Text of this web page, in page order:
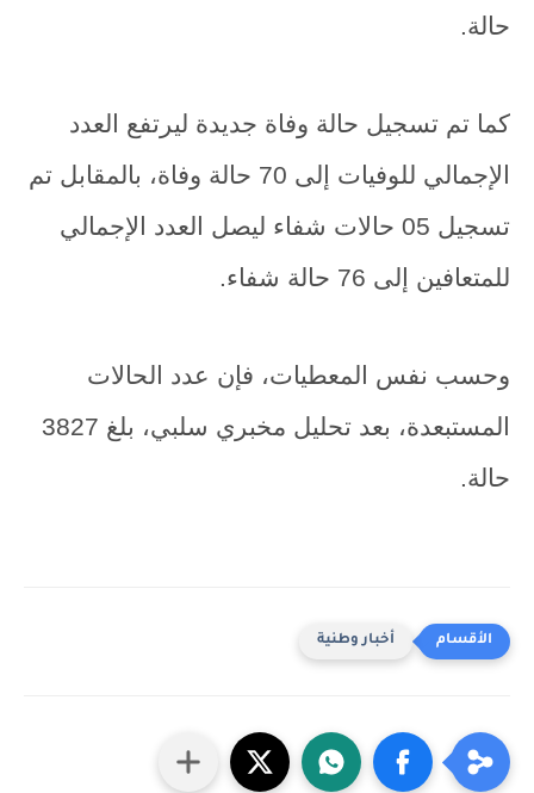
حالة.
كما تم تسجيل حالة وفاة جديدة ليرتفع العدد
الإجمالي للوفيات إلى 70 حالة وفاة، بالمقابل تم
تسجيل 05 حالات شفاء ليصل العدد الإجمالي
للمتعافين إلى 76 حالة شفاء.
وحسب نفس المعطيات، فإن عدد الحالات
المستبعدة، بعد تحليل مخبري سلبي، بلغ 3827
حالة.
أخبار وطنية